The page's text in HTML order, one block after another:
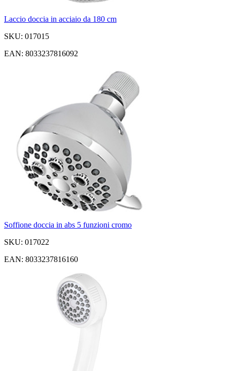
Laccio doccia in acciaio da 180 cm
SKU: 017015
EAN: 8033237816092
Soffione doccia in abs 5 funzioni cromo
SKU: 017022
EAN: 8033237816160